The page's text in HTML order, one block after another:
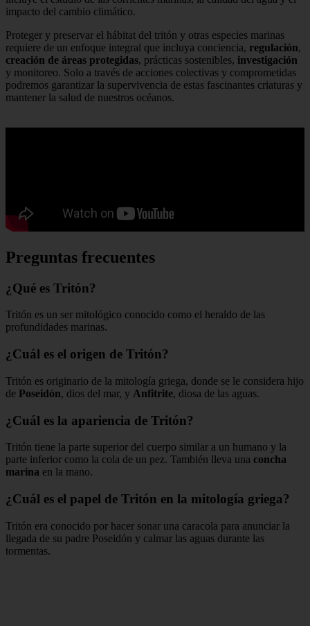
impacto del cambio climático.
Proteger y preservar el hábitat del tritón y otras especies marinas
requiere de un enfoque integral que incluya conciencia, regulación,
creación de áreas protegidas, prácticas sostenibles, investigación
y monitoreo. Solo a través de acciones colectivas y comprometidas
podremos garantizar la supervivencia de estas fascinantes criaturas y
mantener la salud de nuestros océanos.
Preguntas frecuentes
¿Qué es Tritón?
Tritón es un ser mitológico conocido como el heraldo de las
profundidades marinas.
¿Cuál es el origen de Tritón?
Tritón es originario de la mitología griega, donde se le considera hijo
de Poseidón, dios del mar, y Anfitrite, diosa de las aguas.
¿Cuál es la apariencia de Tritón?
Tritón tiene la parte superior del cuerpo similar a un humano y la
parte inferior como la cola de un pez. También lleva una concha
marina en la mano.
¿Cuál es el papel de Tritón en la mitología griega?
Tritón era conocido por hacer sonar una caracola para anunciar la
llegada de su padre Poseidón y calmar las aguas durante las
tormentas.